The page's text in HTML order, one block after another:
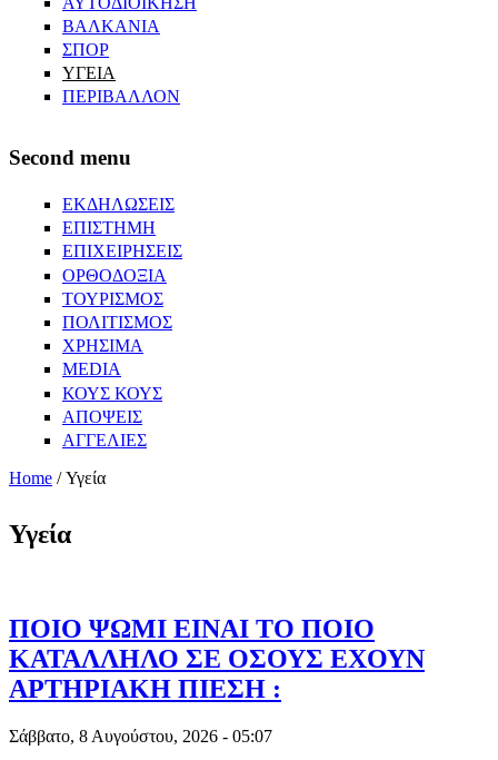
ΒΑΛΚΑΝΙΑ
ΣΠΟΡ
ΥΓΕΙΑ
ΠΕΡΙΒΑΛΛΟΝ
Second menu
ΕΚΔΗΛΩΣΕΙΣ
ΕΠΙΣΤΗΜΗ
ΕΠΙΧΕΙΡΗΣΕΙΣ
ΟΡΘΟΔΟΞΙΑ
ΤΟΥΡΙΣΜΟΣ
ΠΟΛΙΤΙΣΜΟΣ
ΧΡΗΣΙΜΑ
MEDIA
ΚΟΥΣ ΚΟΥΣ
ΑΠΟΨΕΙΣ
ΑΓΓΕΛΙΕΣ
Home / Υγεία
Υγεία
ΠΟΙΟ ΨΩΜΙ ΕΙΝΑΙ ΤΟ ΠΟΙΟ
ΚΑΤΑΛΛΗΛΟ ΣΕ ΟΣΟΥΣ ΕΧΟΥΝ
ΑΡΤΗΡΙΑΚΗ ΠΙΕΣΗ :
Σάββατο, 8 Αυγούστου, 2026 - 05:07